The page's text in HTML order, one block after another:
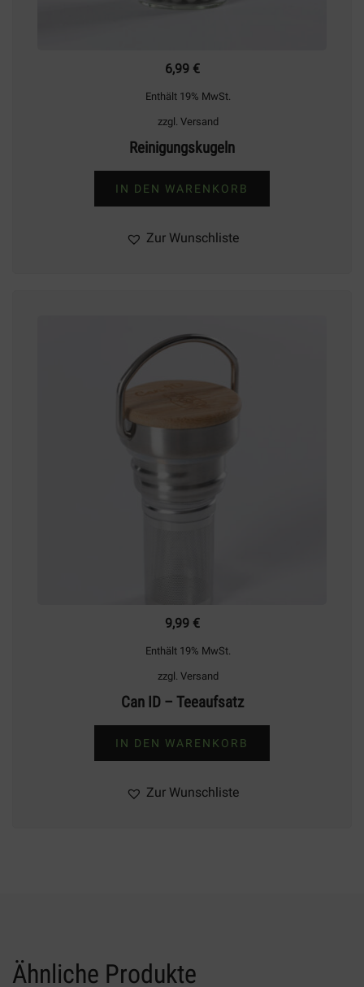
6,99 €
Enthält 19% MwSt.
zzgl. Versand
Reinigungskugeln
IN DEN WARENKORB
Zur Wunschliste
9,99 €
Enthält 19% MwSt.
zzgl. Versand
Can ID – Teeaufsatz
IN DEN WARENKORB
Zur Wunschliste
Ähnliche Produkte